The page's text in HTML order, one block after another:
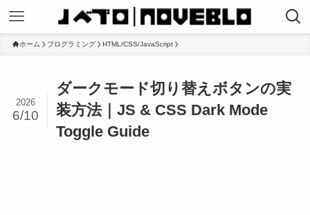
ホーム プログラミング HTML/CSS/JavaScript
ダークモード切り替えボタンの実
装方法｜JS & CSS Dark Mode
Toggle Guide
2026
6/10